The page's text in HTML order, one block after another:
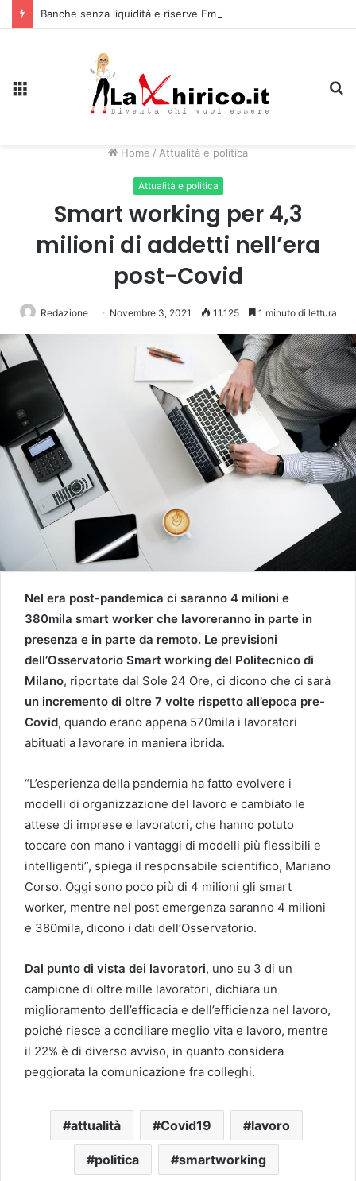
Home / Attualità e politica
Attualità e politica
Smart working per 4,3
milioni di addetti nell’era
post-Covid
Redazione Novembre 3, 2021 11.125 1 minuto di lettura
Nel era post-pandemica ci saranno 4 milioni e
380mila smart worker che lavoreranno in parte in
presenza e in parte da remoto. Le previsioni
dell’Osservatorio Smart working del Politecnico di
Milano, riportate dal Sole 24 Ore, ci dicono che ci sarà
un incremento di oltre 7 volte rispetto all’epoca pre-
Covid, quando erano appena 570mila i lavoratori
abituati a lavorare in maniera ibrida.
“L’esperienza della pandemia ha fatto evolvere i
modelli di organizzazione del lavoro e cambiato le
attese di imprese e lavoratori, che hanno potuto
toccare con mano i vantaggi di modelli più flessibili e
intelligenti”, spiega il responsabile scientifico, Mariano
Corso. Oggi sono poco più di 4 milioni gli smart
worker, mentre nel post emergenza saranno 4 milioni
e 380mila, dicono i dati dell’Osservatorio.
Dal punto di vista dei lavoratori, uno su 3 di un
campione di oltre mille lavoratori, dichiara un
miglioramento dell’efficacia e dell’efficienza nel lavoro,
poiché riesce a conciliare meglio vita e lavoro, mentre
il 22% è di diverso avviso, in quanto considera
peggiorata la comunicazione fra colleghi.
attualità Covid19 lavoro
politica smartworking